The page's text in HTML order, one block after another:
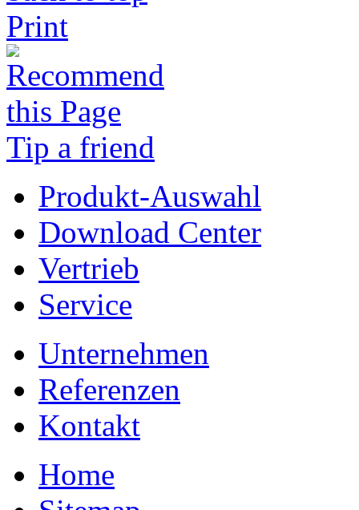
Print
Tip a friend
Produkt-Auswahl
Download Center
Vertrieb
Service
Unternehmen
Referenzen
Kontakt
Home